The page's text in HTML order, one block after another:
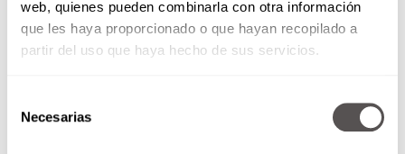
web, quienes pueden combinarla con otra información
que les haya proporcionado o que hayan recopilado a
partir del uso que haya hecho de sus servicios.
Necesarias
músculo? ¡Corre como el viento!
Salud